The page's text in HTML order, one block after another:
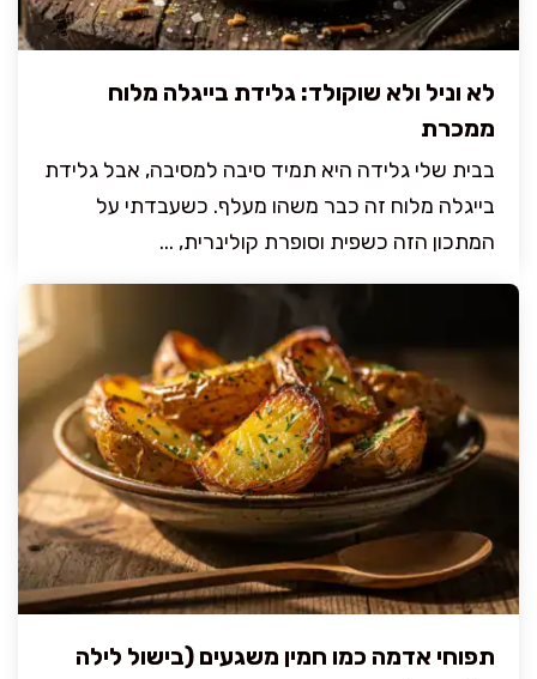
לא וניל ולא שוקולד: גלידת בייגלה מלוח
ממכרת
בבית שלי גלידה היא תמיד סיבה למסיבה, אבל גלידת
בייגלה מלוח זה כבר משהו מעלף. כשעבדתי על
המתכון הזה כשפית וסופרת קולינרית, ...
תפוחי אדמה כמו חמין משגעים (בישול לילה